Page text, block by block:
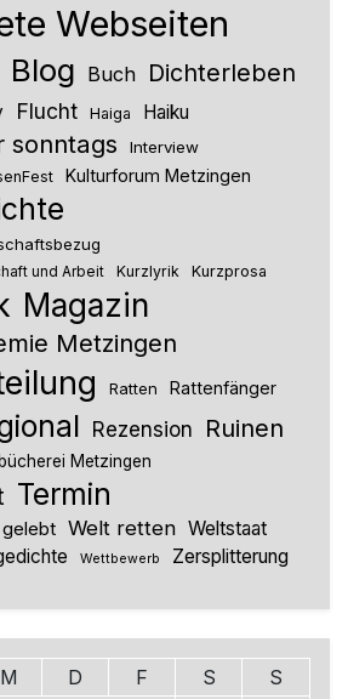
Webseiten
Blog Buch Dichterleben
Flucht Haiga Haiku
sonntags Interview
Kulturforum Metzingen
und Arbeit Kurzlyrik Kurzprosa
Magazin
Metzingen
Ratten Rattenfänger
Rezension Ruinen
Metzingen
Termin
Welt retten Weltstaat
Wettbewerb Zersplitterung
M D F S
S